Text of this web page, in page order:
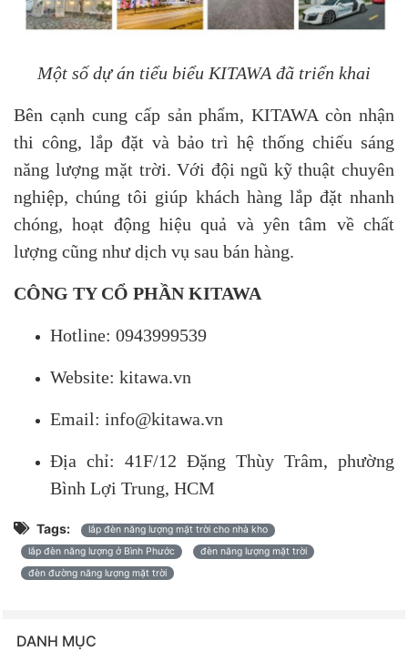
Một số dự án tiểu biểu KITAWA đã triển khai
Bên cạnh cung cấp sản phẩm, KITAWA còn nhận
thi công, lắp đặt và bảo trì hệ thống chiếu sáng
năng lượng mặt trời. Với đội ngũ kỹ thuật chuyên
nghiệp, chúng tôi giúp khách hàng lắp đặt nhanh
chóng, hoạt động hiệu quả và yên tâm về chất
lượng cũng như dịch vụ sau bán hàng.
CÔNG TY CỔ PHẦN KITAWA
Hotline: 0943999539
Website: kitawa.vn
Email: info@kitawa.vn
Địa chỉ: 41F/12 Đặng Thùy Trâm, phường
Bình Lợi Trung, HCM
Tags:
lắp đèn năng lượng mặt trời cho nhà kho
lắp đèn năng lượng ở Bình Phước
đèn năng lượng mặt trời
đèn đường năng lượng mặt trời
DANH MỤC